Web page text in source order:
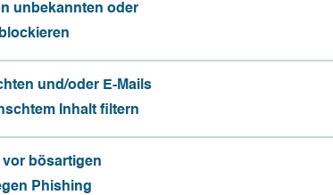
unbekannten oder
und/oder E-Mails
Inhalt filtern
bösartigen
Phishing